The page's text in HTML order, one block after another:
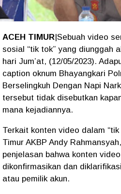
ACEH TIMUR |Sebuah video
sosial “tik tok” yang diunggah
hari Jum’at, (12/05/2023).
caption oknum Bhayangkari
Berselingkuh Dengan Napi
tersebut tidak disebutkan
mana kejadiannya.
Terkait konten video dalam
Timur AKBP Andy
penjelasan bahwa konten
dikonfirmasikan dan
atau pemilik akun.